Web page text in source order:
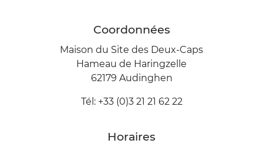
Coordonnées
Maison du Site des Deux-Caps
Hameau de Haringzelle
62179 Audinghen
Tél: +33 (0)3 21 21 62 22
Horaires